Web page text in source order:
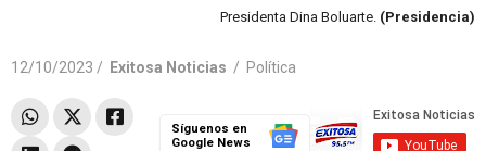
Presidenta Dina Boluarte. (Presidencia)
12/10/2023 / Exitosa Noticias / Política
Síguenos en
Google News